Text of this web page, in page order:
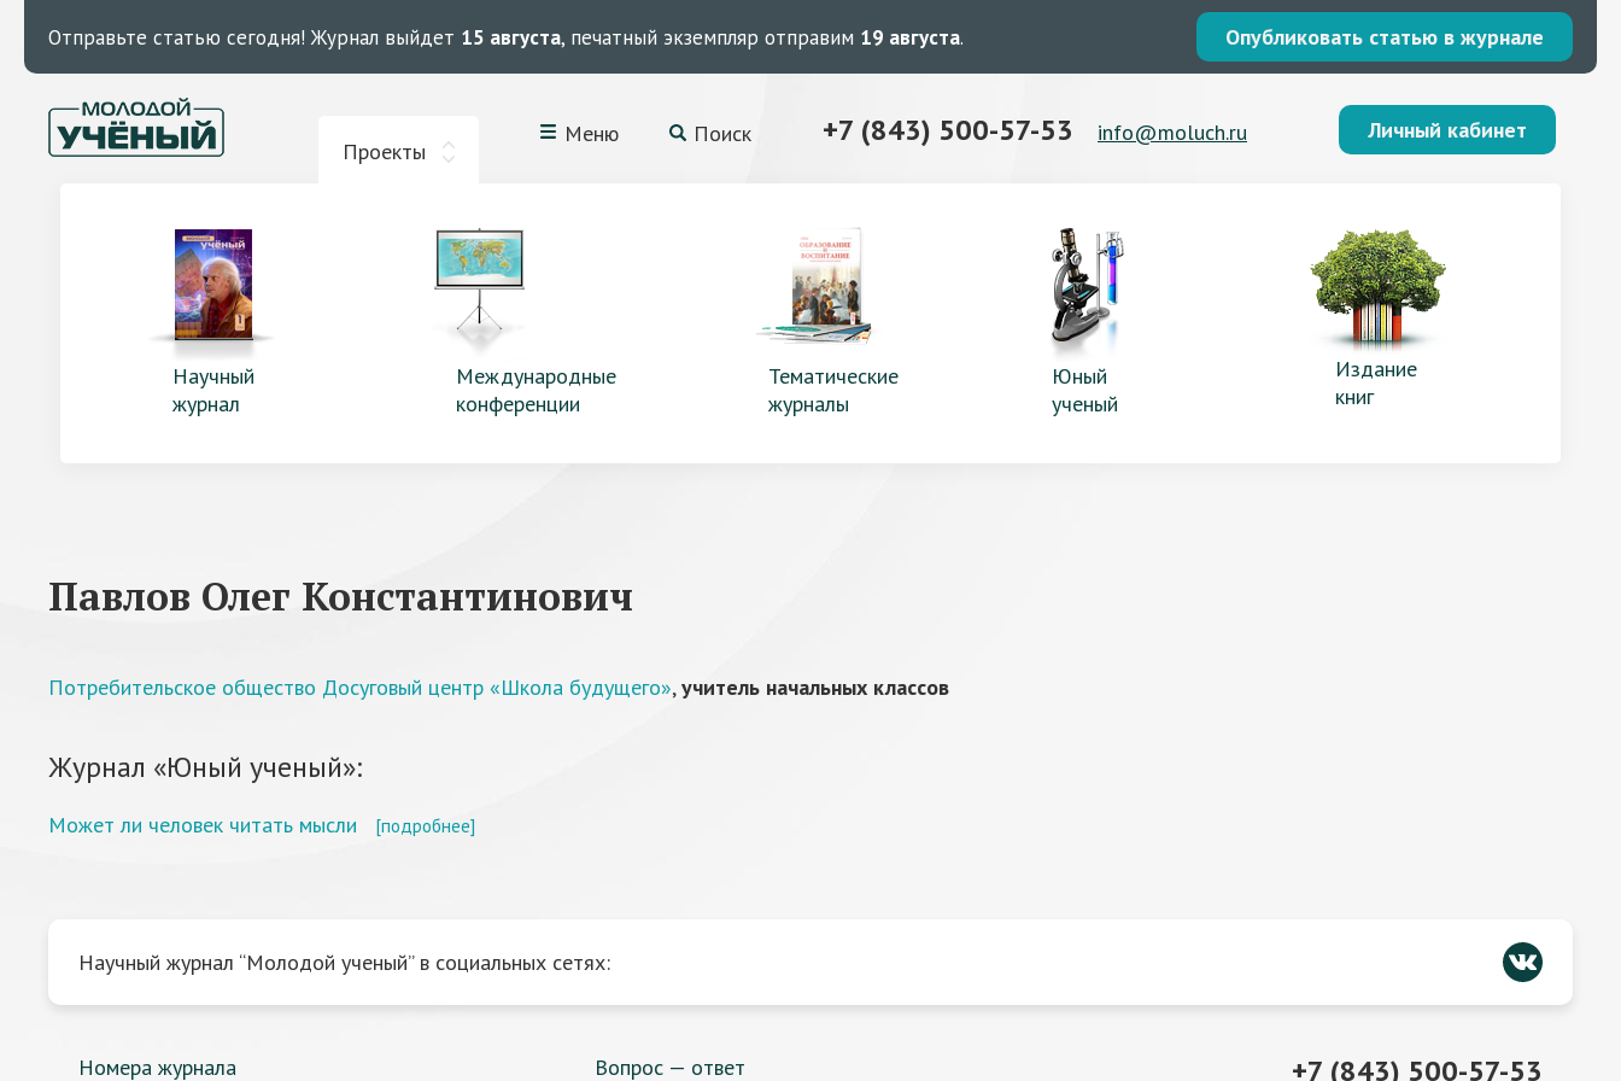
Отправьте статью сегодня! Журнал выйдет 15 августа, печатный экземпляр отправим 19 августа. Опубликовать статью в журнале
Проекты
Меню Поиск +7 (843) 500-57-53 info@moluch.ru Личный кабинет
Научный
журнал
Международные
конференции
Тематические
журналы
Юный
ученый
Издание
книг
Павлов Олег Константинович
Потребительское общество Досуговый центр «Школа будущего»,учитель начальных классов
Журнал «Юный ученый»:
Может ли человек читать мысли [подробнее]
Научный журнал “Молодой ученый” в социальных сетях:
Номера журнала Вопрос — ответ +7 (843) 500-57-53